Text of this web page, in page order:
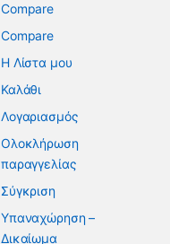
Compare
Compare
Η Λίστα μου
Καλάθι
Λογαριασμός
Ολοκλήρωση
παραγγελίας
Σύγκριση
Υπαναχώρηση –
Δικαίωμα